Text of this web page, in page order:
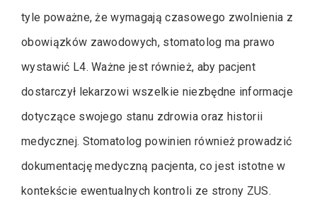
tyle poważne, że wymagają czasowego zwolnienia z
obowiązków zawodowych, stomatolog ma prawo
wystawić L4. Ważne jest również, aby pacjent
dostarczył lekarzowi wszelkie niezbędne informacje
dotyczące swojego stanu zdrowia oraz historii
medycznej. Stomatolog powinien również prowadzić
dokumentację medyczną pacjenta, co jest istotne w
kontekście ewentualnych kontroli ze strony ZUS.